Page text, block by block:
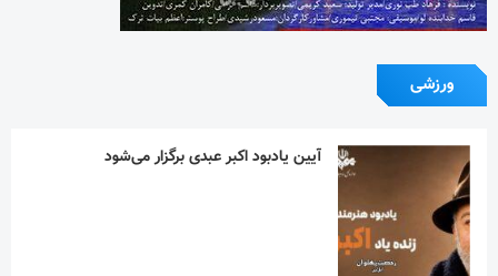
ورزشی
آیین یادبود اکبر عبدی برگزار می‌شود